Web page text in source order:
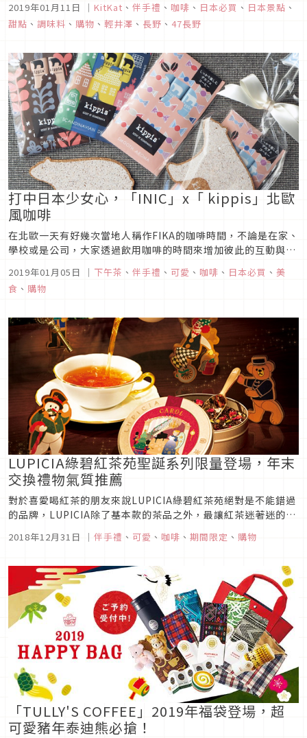
的野猿公園、動畫《你的名字舞台的諏訪湖、人間仙境上高地等
知名景點，其實都在長野縣的境內唷！說到長野必買的伴手禮大
2019年01月11日 ｜ KitKat 、 伴手禮 、 咖啡 、 日本必買 、 日本景點 、
甜點 、 調味料 、 購物 、 輕井澤 、 長野 、 47長野
打中日本少女心，「INIC」x「 kippis」北歐
風咖啡
在北歐一天有好幾次當地人稱作FIKA的咖啡時間，不論是在家、
學校或是公司，大家透過飲用咖啡的時間來增加彼此的互動與溝
通，因此咖啡是生活中不可或缺的存在。日本的咖啡品牌
「INIC」標榜5秒鐘就可以喝到一杯純正手沖咖啡，這次和北歐
生活風格品牌「 kippis」合作，推出了五種不同深淺焙的風味
2019年01月05日 ｜ 下午茶 、 伴手禮 、 可愛 、 咖啡 、 日本必買 、 美
食 、 購物
LUPICIA綠碧紅茶苑聖誕系列限量登場，年末
交換禮物氣質推薦
對於喜愛喝紅茶的朋友來說LUPICIA綠碧紅茶苑絕對是不能錯過
的品牌，LUPICIA除了基本款的茶品之外，最讓紅茶迷著迷的就
已經接近尾聲，還不知道年末交換禮物要買什麼的朋友，選購
2018年12月31日 ｜ 伴手禮 、 可愛 、 咖啡 、 期間限定 、 購物
「TULLY'S COFFEE」2019年福袋登場，超
可愛豬年泰迪熊必搶！